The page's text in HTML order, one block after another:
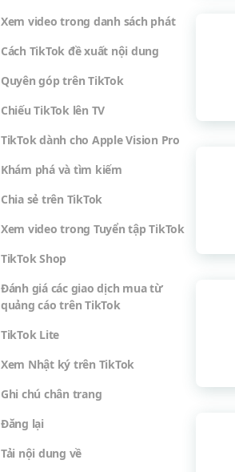
Xem video trong danh sách phát
Cách TikTok đề xuất nội dung
Quyên góp trên TikTok
Chiếu TikTok lên TV
TikTok dành cho Apple Vision Pro
Khám phá và tìm kiếm
Chia sẻ trên TikTok
Xem video trong Tuyển tập TikTok
TikTok Shop
Đánh giá các giao dịch mua từ
quảng cáo trên TikTok
TikTok Lite
Xem Nhật ký trên TikTok
Ghi chú chân trang
Đăng lại
Tải nội dung về